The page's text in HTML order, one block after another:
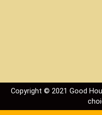
Copyright © 2021 Good